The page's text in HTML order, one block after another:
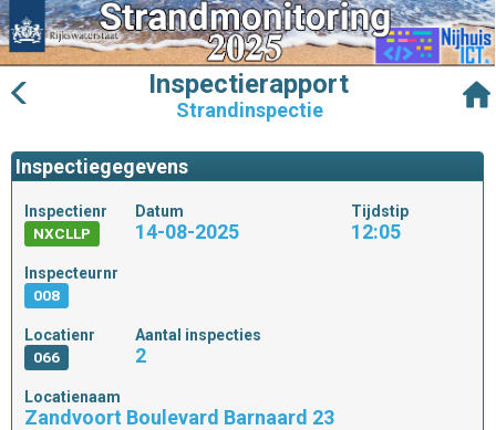
Inspectierapport
Strandinspectie
Inspectiegegevens
Inspectienr
NXCLLP
Datum
14-08-2025
Tijdstip
12:05
Inspecteurnr
008
Locatienr
066
Aantal inspecties
2
Locatienaam
Zandvoort Boulevard Barnaard 23